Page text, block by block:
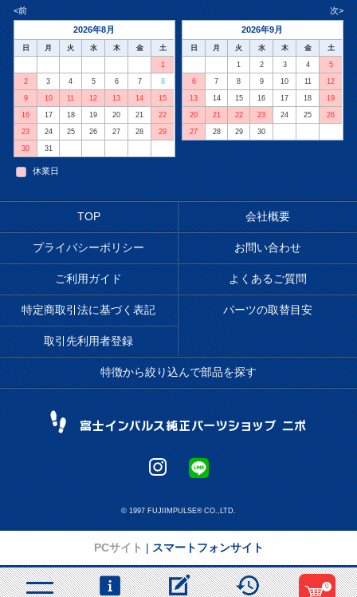
0
<前
次>
2026年8月
日 月 火 水 木 金 土
1
2 3 4 5 6 7 8
9 10 11 12 13 14 15
16 17 18 19 20 21 22
23 24 25 26 27 28 29
30 31
2026年9月
日 月 火 水 木 金 土
1 2 3 4 5
6 7 8 9 10 11 12
13 14 15 16 17 18 19
20 21 22 23 24 25 26
27 28 29 30
休業日
TOP 会社概要
プライバシーポリシー お問い合わせ
ご利用ガイド よくあるご質問
特定商取引法に基づく表記 パーツの取替目安
取引先利用者登録
特徴から絞り込んで部品を探す
© 1997 FUJIIMPULSE® CO.,LTD.
PCサイト | スマートフォンサイト